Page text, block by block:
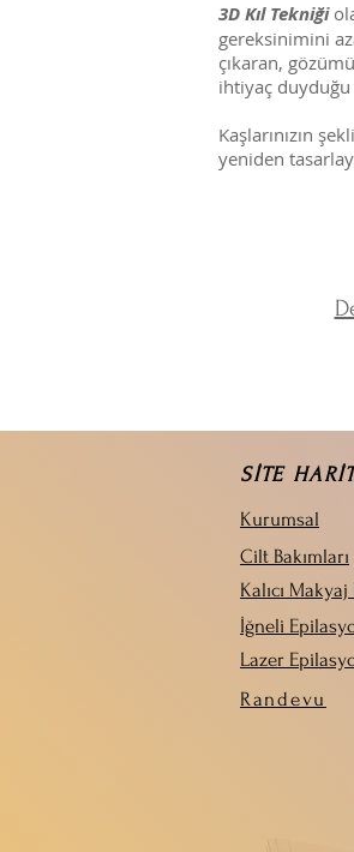
3D Kıl Tekniği
gereksinimini
çıkaran,
ihtiyaç
Kaşlarınızın
yeniden
SİTE
Kalıcı
Kurumsal
Cilt Bakımları
İğneli
Lazer
Randevu